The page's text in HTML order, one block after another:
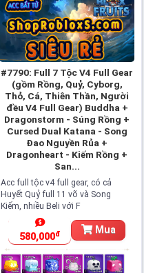
#7790: Full 7 Tộc V4 Full Gear
(gồm Rồng, Quỷ, Cyborg,
Thỏ, Cá, Thiên Thần, Người
đều V4 Full Gear) Buddha +
Dragonstorm - Súng Rồng +
Cursed Dual Katana - Song
Đao Nguyền Rủa +
Dragonheart - Kiếm Rồng +
San...
Acc full tộc v4 full gear, có cả
Huyết Quỷ full 11 võ và Song
Kiếm, nhiều Beli với F
580,000đ Mua